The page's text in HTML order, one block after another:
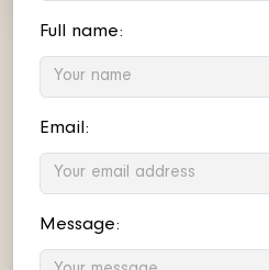
Full name:
Email:
Message: